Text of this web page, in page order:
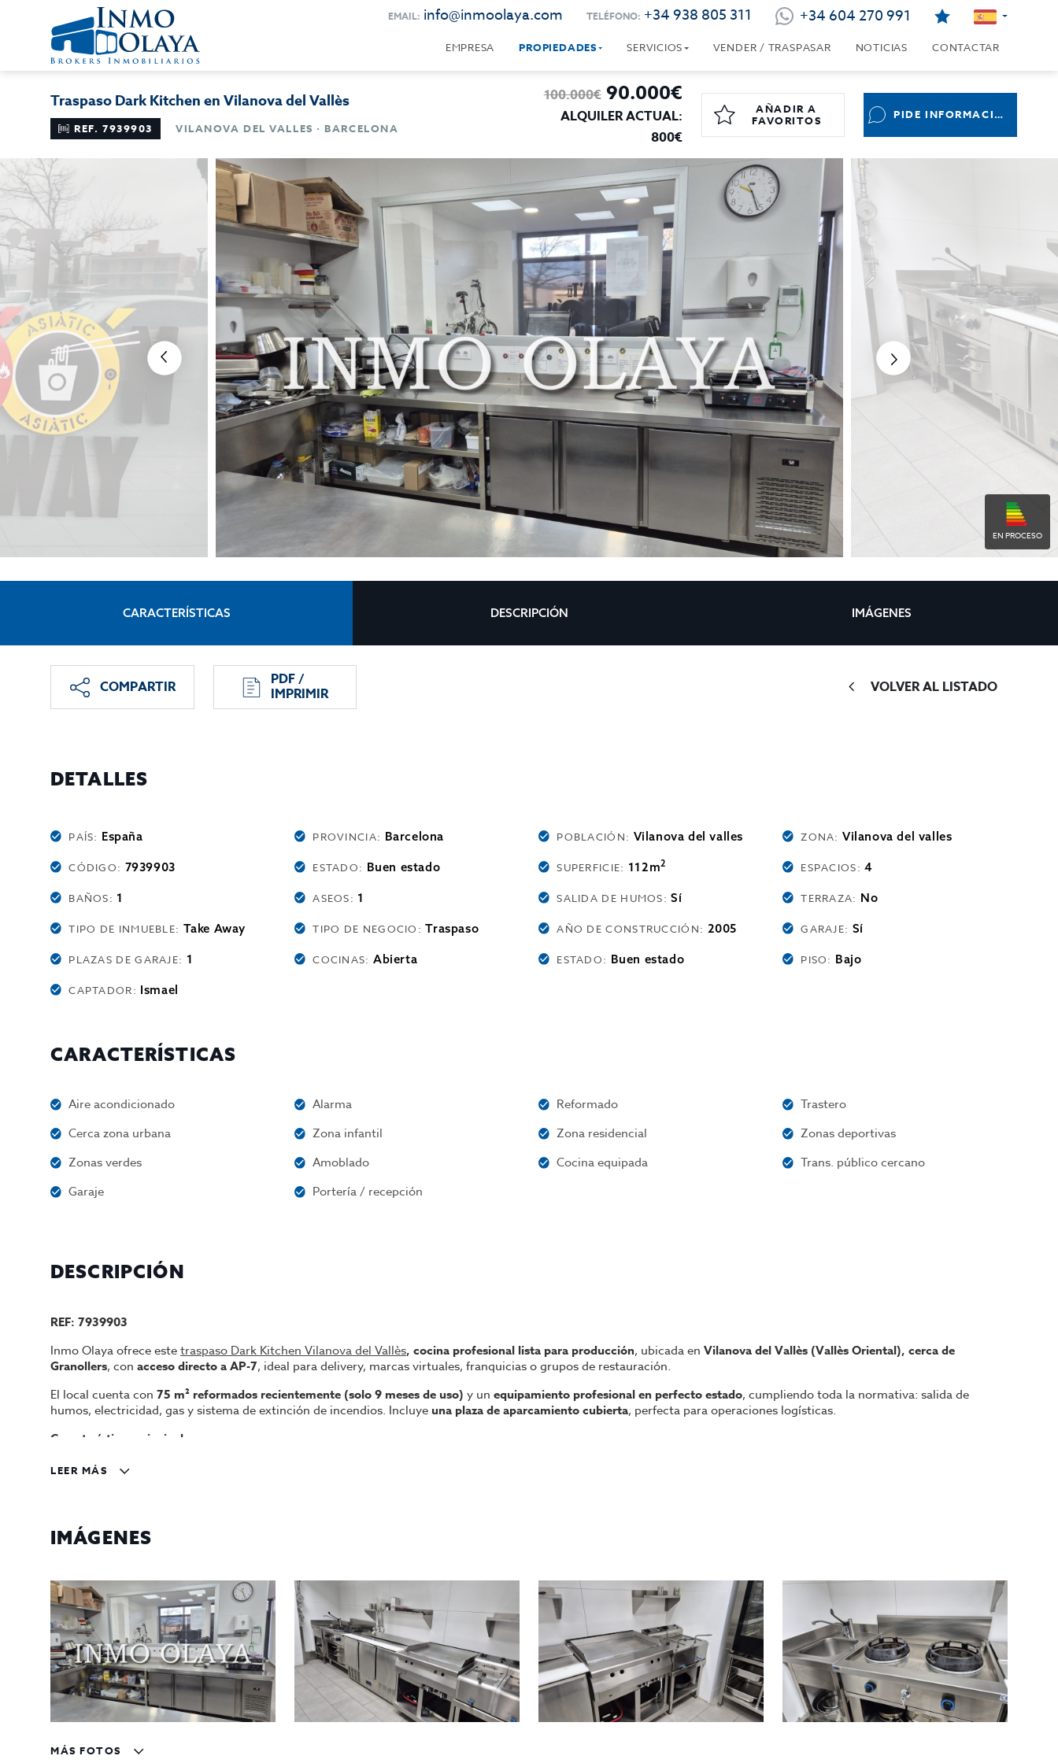
EMAIL: info@inmoolaya.com TELÉFONO: +34 938 805 311 +34 604 270 991
EMPRESA PROPIEDADES SERVICIOS VENDER / TRASPASAR NOTICIAS CONTACTAR
Traspaso Dark Kitchen en Vilanova del Vallès
REF. 7939903 VILANOVA DEL VALLES · BARCELONA
100.000€90.000€
ALQUILER ACTUAL:
800€
AÑADIR A
FAVORITOS
PIDE INFORMACIÓN
EN PROCESO
CARACTERÍSTICAS DESCRIPCIÓN IMÁGENES
COMPARTIR PDF /
IMPRIMIR VOLVER AL LISTADO
DETALLES
PAÍS: España PROVINCIA: Barcelona POBLACIÓN: Vilanova del valles ZONA:Vilanova del valles
CÓDIGO: 7939903 ESTADO: Buen estado SUPERFICIE: 112m2 ESPACIOS:4
BAÑOS: 1 ASEOS: 1 SALIDA DE HUMOS:Sí TERRAZA: No
TIPO DE INMUEBLE: Take Away TIPO DE NEGOCIO:Traspaso AÑO DE CONSTRUCCIÓN: 2005 GARAJE: Sí
PLAZAS DE GARAJE: 1 COCINAS: Abierta ESTADO: Buen estado PISO: Bajo
CAPTADOR: Ismael
CARACTERÍSTICAS
Aire acondicionado Alarma Reformado
Trastero
Cerca zona urbana
Zona infantil Zona residencial
Zonas deportivas
Zonas verdes
Amoblado Cocina equipada
Trans. público cercano
Garaje
Portería / recepción
DESCRIPCIÓN
REF: 7939903
Inmo Olaya ofrece estetraspaso Dark Kitchen Vilanova del Vallès, cocina profesional lista para producción, ubicada en Vilanova del Vallès (Vallès Oriental), cerca de
Granollers, con acceso directo a AP-7, ideal para delivery, marcas virtuales, franquicias o grupos de restauración.
El local cuenta con 75 m² reformados recientemente (solo 9 meses de uso) y un equipamiento profesional en perfecto estado, cumpliendo toda la normativa: salida de
humos, electricidad, gas y sistema de extinción de incendios. Incluye una plaza de aparcamiento cubierta, perfecta para operaciones logísticas.
Características principales
Cocina industrial totalmente equipada
Disponibilidad inmediata
Zona logística estratégica
Traspaso:90.000 €
Alquiler mensual:800 €
Una oportunidad única para profesionales de la hostelería y delivery que busquen una cocina lista para operar sin inversión adicional
, en una ubicación estratégica y con
equipamiento de primer nivel.
LEER MÁS
IMÁGENES
MÁS FOTOS